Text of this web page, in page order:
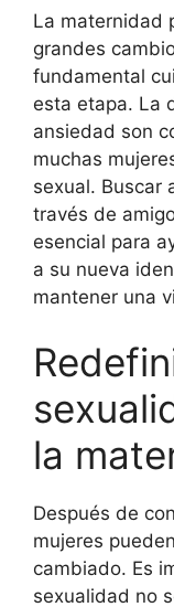
La maternidad
grandes
fundamental
esta etapa. La
ansiedad son
muchas
sexual. Buscar
través de
esencial para
a su nueva
mantener una
la
Después de
mujeres
cambiado. Es
sexualidad no